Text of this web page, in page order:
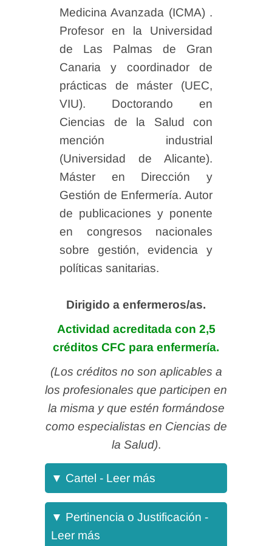
Medicina Avanzada (ICMA) .
Profesor en la Universidad
de Las Palmas de Gran
Canaria y coordinador de
prácticas de máster (UEC,
VIU). Doctorando en
Ciencias de la Salud con
mención industrial
(Universidad de Alicante).
Máster en Dirección y
Gestión de Enfermería. Autor
de publicaciones y ponente
en congresos nacionales
sobre gestión, evidencia y
políticas sanitarias.
Dirigido a enfermeros/as.
Actividad acreditada con 2,5
créditos CFC para enfermería.
(Los créditos no son aplicables a
los profesionales que participen en
la misma y que estén formándose
como especialistas en Ciencias de
la Salud).
▼ Cartel - Leer más
Como el Estudio Nacional sobre
▼ Pertinencia o Justificación -
Leer más